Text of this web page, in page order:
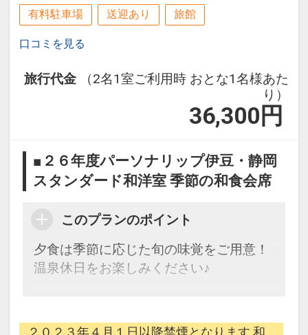
お子様は安全管理上ご利用いただけませ
ん。
※利用には諸条件がございます。必ず公
※休業日はご利用いただけません。
※旅行代金に含まれます。
お子様向けサポート！
【赤ちゃん貸出グッズ】
ン・スポンジ両方ご用意しております）
哺乳瓶用洗剤／哺乳瓶用消毒ケース／赤
ちゃん用爪切り／赤ちゃん用綿棒／アイ
スノン／ベビーバス／補助便座
【レストランサポート】
有料駐車場 送迎あり 旅館
口コミを見る
旅行代金
（2名1室ご利用時 おとな1名様あた
り）
36,300 円
■２６年度パーソナリップ伊豆・静岡
スタンダード和洋室 季節の和食会席
このプランのポイント
夕食は季節に応じた旬の味覚をご用意！
温泉休日をお楽しみください♪
※ブッフェの場合、３歳～未就学児の添
２０２３年４月１日以降禁煙となります 和